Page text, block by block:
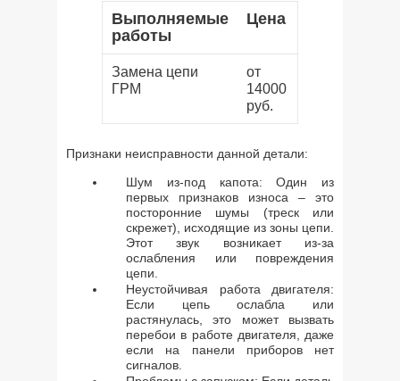
Выполняемые
работы
Цена
Замена цепи
ГРМ
от
14000
руб.
Признаки неисправности данной детали:
Шум из-под капота: Один из
первых признаков износа – это
посторонние шумы (треск или
скрежет), исходящие из зоны цепи.
Этот звук возникает из-за
ослабления или повреждения
цепи.
Неустойчивая работа двигателя:
Если цепь ослабла или
растянулась, это может вызвать
перебои в работе двигателя, даже
если на панели приборов нет
сигналов.